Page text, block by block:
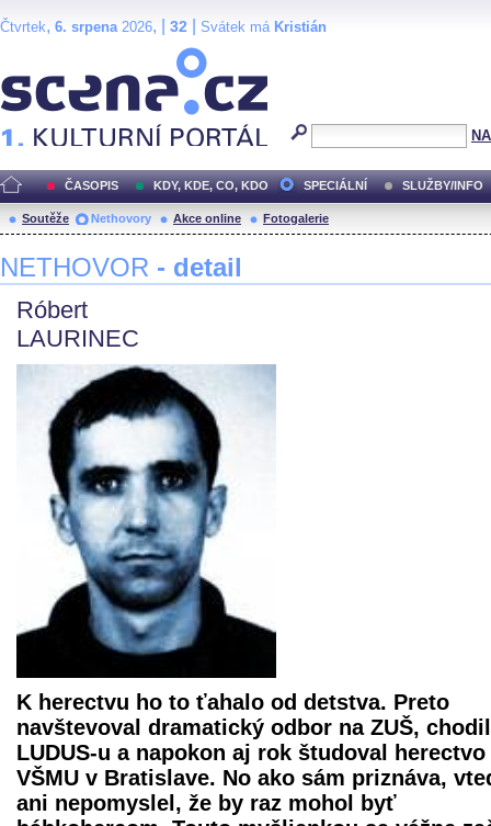
Čtvrtek, 6. srpena2026, | 32 Svátek má Kristián
ČASOPIS KDY, KDE, CO, KDO SPECIÁLNÍ SLUŽBY/INFO
Soutěže Nethovory Akce online Fotogalerie
NETHOVOR - detail
Róbert
LAURINEC
K herectvu ho to ťahalo od detstva. Preto
navštevoval dramatický odbor na ZUŠ,
LUDUS-u a napokon aj rok študoval herectvo
VŠMU v Bratislave. No ako sám priznáva,
ani nepomyslel, že by raz mohol byť